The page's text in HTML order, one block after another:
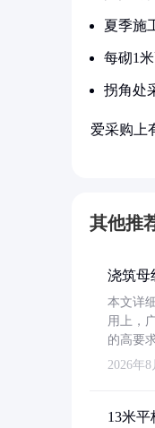
夏季施
每砌1
拐角处
爱采购上
其他推
浇筑母
本文详
用上，
的高要
2026年8
13米